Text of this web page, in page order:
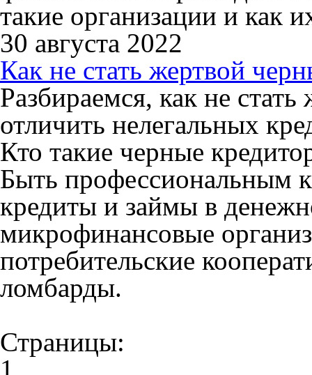
такие организации и как
30 августа 2022
Как не стать жертвой
Разбираемся, как не
отличить нелегальных
Кто такие черные
Быть профессиональным
кредиты и займы в
микрофинансовые
потребительские
ломбарды.
Страницы: